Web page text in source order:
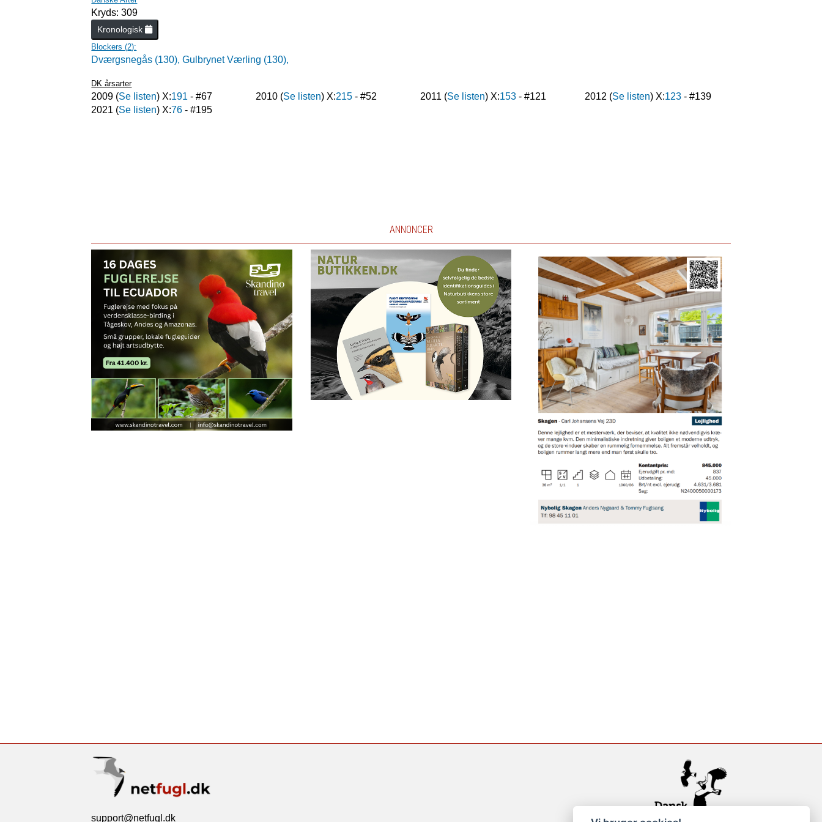
Kryds: 309
Kronologisk
Blockers (2):
Dværgsnegås (130),Gulbrynet Værling (130),
DK årsarter
2009 (Se listen) X:191 - #67 2010 (Se listen) X:215 - #52 2011 (Se listen) X:153 - #121 2012 (Se listen) X:123- #139
2021 (Se listen) X:76 - #195
ANNONCER
support@netfugl.dk